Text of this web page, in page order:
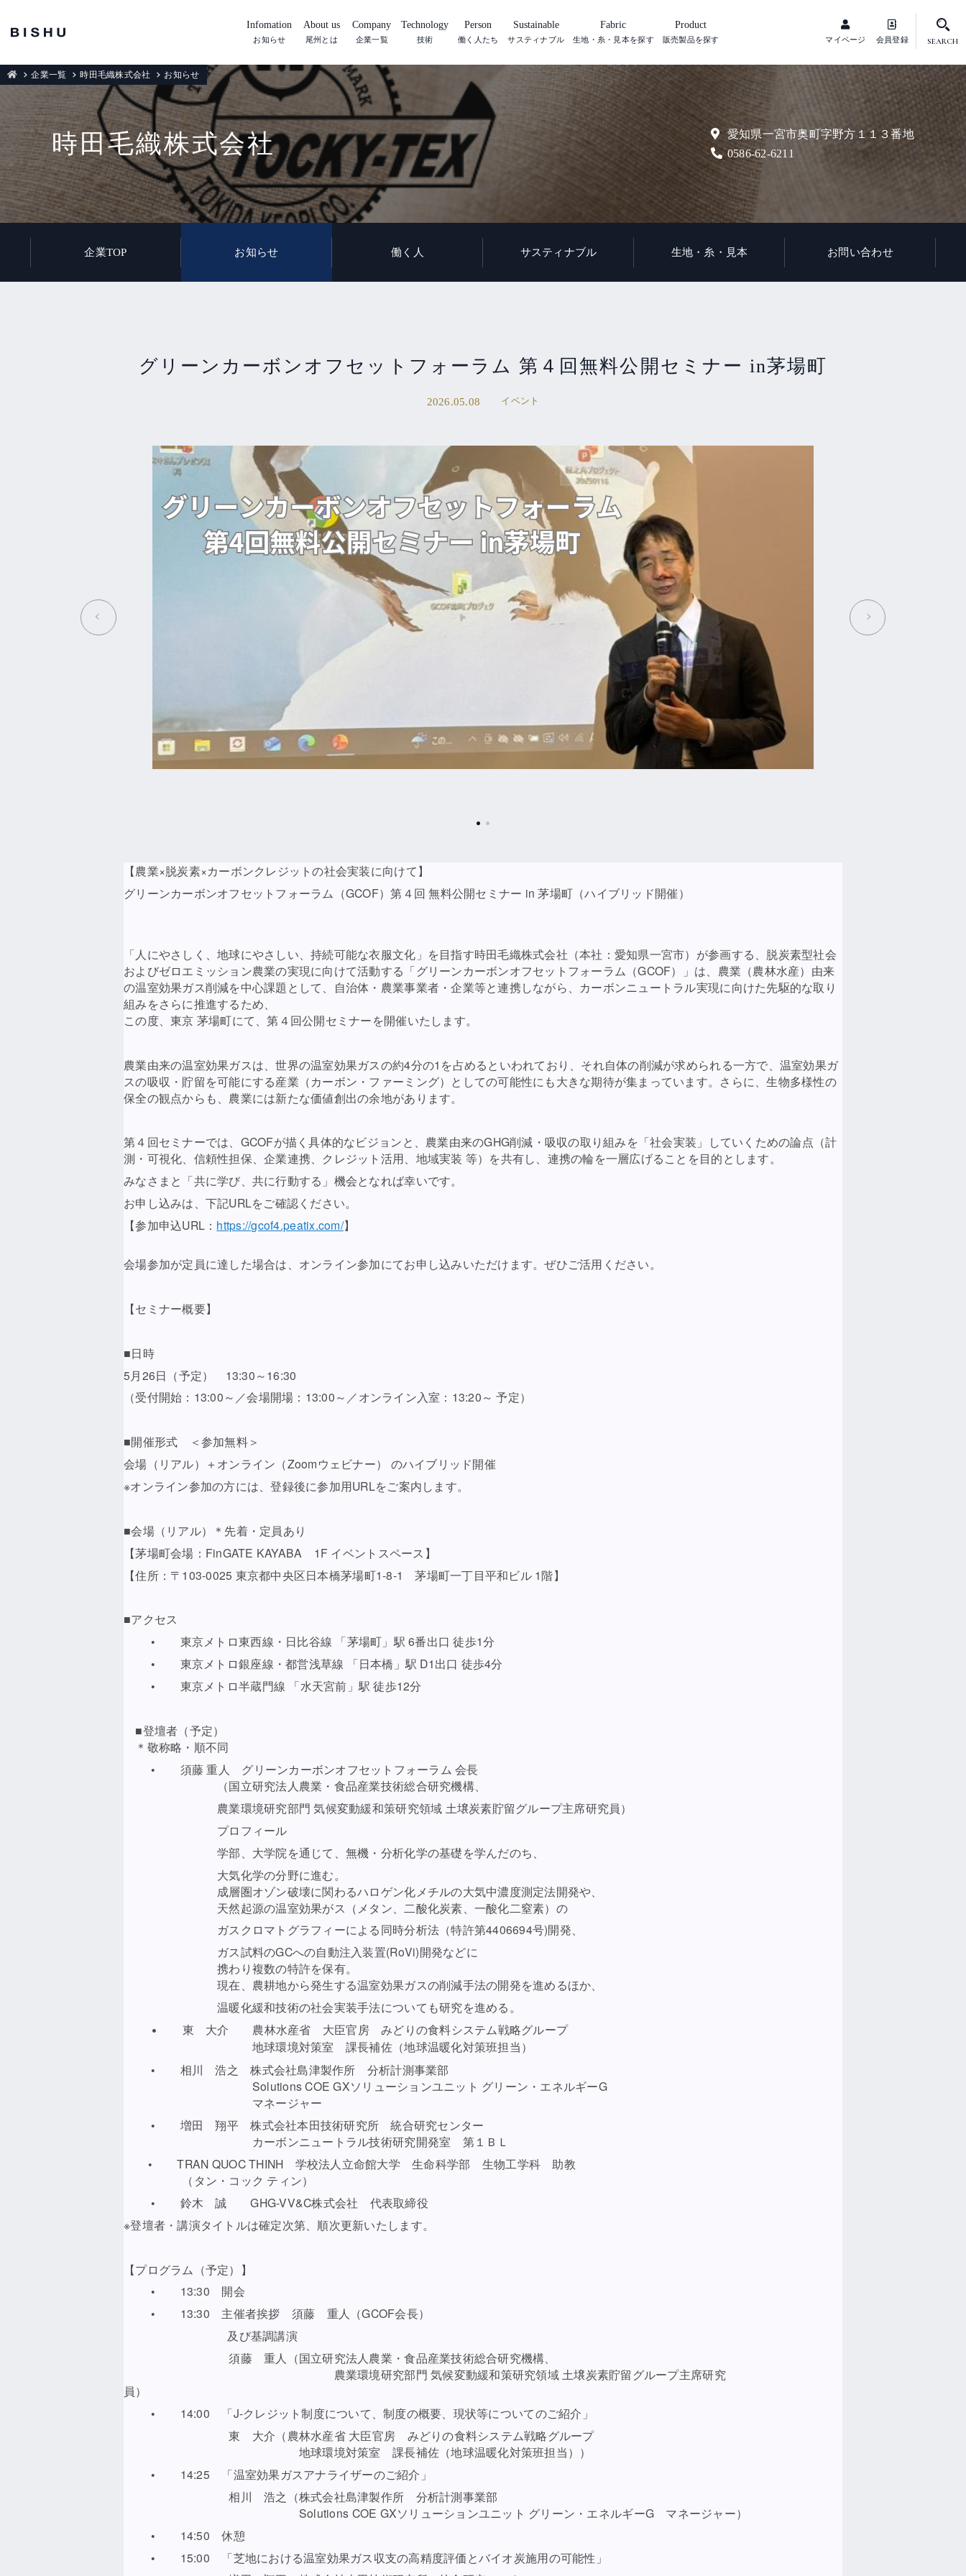
マイページ 会員登録 SEARCH
Infomation
お知らせ
About us
尾州とは
Company
企業一覧
Technology
技術
Person
働く人たち
Sustainable
サスティナブル
Fabric
生地・糸・見本を探す
Product
販売製品を探す
時田毛織株式会社
愛知県一宮市奥町字野方１１３番地
0586-62-6211
企業一覧 時田毛織株式会社 お知らせ
企業TOP お知らせ 働く人 サスティナブル 生地・糸・見本 お問い合わせ
グリーンカーボンオフセットフォーラム 第４回無料公開セミナー in茅場町
2026.05.08 イベント
【農業×脱炭素×カーボンクレジットの社会実装に向けて】
グリーンカーボンオフセットフォーラム（GCOF）第４回 無料公開セミナー in 茅場町（ハイブリッド開催）
「人にやさしく、地球にやさしい、持続可能な衣服文化」を目指す時田毛織株式会社（本社：愛知県一宮市）が参画する、脱炭素型社会
およびゼロエミッション農業の実現に向けて活動する「グリーンカーボンオフセットフォーラム（GCOF）」は、農業（農林水産）由来
の温室効果ガス削減を中心課題として、自治体・農業事業者・企業等と連携しながら、カーボンニュートラル実現に向けた先駆的な取り
組みをさらに推進するため、
この度、東京 茅場町にて、第４回公開セミナーを開催いたします。
農業由来の温室効果ガスは、世界の温室効果ガスの約4分の1を占めるといわれており、それ自体の削減が求められる一方で、温室効果ガ
スの吸収・貯留を可能にする産業（カーボン・ファーミング）としての可能性にも大きな期待が集まっています。さらに、生物多様性の
保全の観点からも、農業には新たな価値創出の余地があります。
第４回セミナーでは、GCOFが描く具体的なビジョンと、農業由来のGHG削減・吸収の取り組みを「社会実装」していくための論点（計
測・可視化、信頼性担保、企業連携、クレジット活用、地域実装 等）を共有し、連携の輪を一層広げることを目的とします。
みなさまと「共に学び、共に行動する」機会となれば幸いです。
お申し込みは、下記URLをご確認ください。
【参加申込URL： https://gcof4.peatix.com/】
会場参加が定員に達した場合は、オンライン参加にてお申し込みいただけます。ぜひご活用ください。
【セミナー概要】
■日時
5月26日（予定） 13:30～16:30
（受付開始：13:00～／会場開場：13:00～／オンライン入室：13:20～ 予定）
■開催形式 ＜参加無料＞
会場（リアル）＋オンライン（Zoomウェビナー） のハイブリッド開催
※オンライン参加の方には、登録後に参加用URLをご案内します。
■会場（リアル）＊先着・定員あり
【茅場町会場：FinGATE KAYABA 1F イベントスペース】
【住所：〒103-0025 東京都中央区日本橋茅場町1-8-1 茅場町一丁目平和ビル 1階】
■アクセス
• 東京メトロ東西線・日比谷線 「茅場町」駅 6番出口 徒歩1分
• 東京メトロ銀座線・都営浅草線 「日本橋」駅 D1出口 徒歩4分
• 東京メトロ半蔵門線 「水天宮前」駅 徒歩12分
■登壇者（予定）
＊敬称略・順不同
• 須藤 重人 グリーンカーボンオフセットフォーラム 会長
（国立研究法人農業・食品産業技術総合研究機構、
農業環境研究部門 気候変動緩和策研究領域 土壌炭素貯留グループ主席研究員）
プロフィール
学部、大学院を通じて、無機・分析化学の基礎を学んだのち、
大気化学の分野に進む。
成層圏オゾン破壊に関わるハロゲン化メチルの大気中濃度測定法開発や、
天然起源の温室効果がス（メタン、二酸化炭素、一酸化二窒素）の
ガスクロマトグラフィーによる同時分析法（特許第4406694号)開発、
ガス試料のGCへの自動注入装置(RoVi)開発などに
携わり複数の特許を保有。
現在、農耕地から発生する温室効果ガスの削減手法の開発を進めるほか、
温暖化緩和技術の社会実装手法についても研究を進める。
• 東 大介 農林水産省 大臣官房 みどりの食料システム戦略グループ
地球環境対策室 課長補佐（地球温暖化対策班担当）
• 相川 浩之 株式会社島津製作所 分析計測事業部
Solutions COE GXソリューションユニット グリーン・エネルギーG
マネージャー
• 増田 翔平 株式会社本田技術研究所 統合研究センター
カーボンニュートラル技術研究開発室 第１ＢＬ
• TRAN QUOC THINH 学校法人立命館大学 生命科学部 生物工学科 助教
（タン・コック ティン）
• 鈴木 誠 GHG-VV&C株式会社 代表取締役
※登壇者・講演タイトルは確定次第、順次更新いたします。
【プログラム（予定）】
• 13:30 開会
• 13:30 主催者挨拶 須藤 重人（GCOF会長）
及び基調講演
須藤 重人（国立研究法人農業・食品産業技術総合研究機構、
農業環境研究部門 気候変動緩和策研究領域 土壌炭素貯留グループ主席研究
員）
• 14:00 「J-クレジット制度について、制度の概要、現状等についてのご紹介」
東 大介（農林水産省 大臣官房 みどりの食料システム戦略グループ
地球環境対策室 課長補佐（地球温暖化対策班担当））
• 14:25 「温室効果ガスアナライザーのご紹介」
相川 浩之（株式会社島津製作所 分析計測事業部
Solutions COE GXソリューションユニット グリーン・エネルギーG マネージャー）
• 14:50 休憩
• 15:00 「芝地における温室効果ガス収支の高精度評価とバイオ炭施用の可能性」